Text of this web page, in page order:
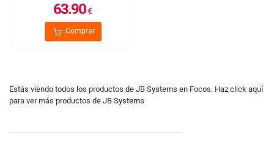
63.90€
Comprar
Estás viendo todos los productos de JB Systems en Focos. Haz click aquí
para ver más productos de JB Systems